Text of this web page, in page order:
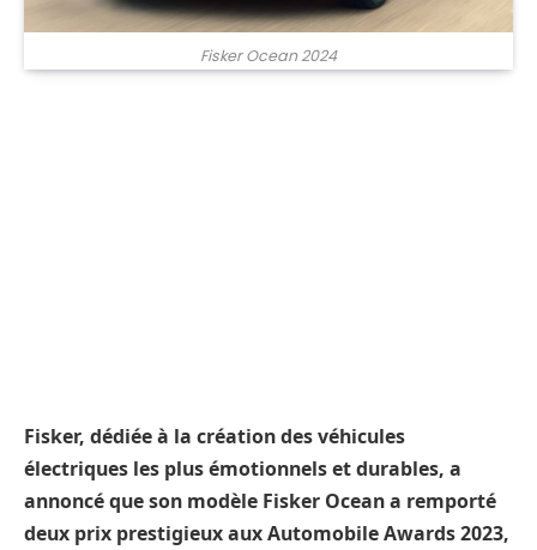
Fisker Ocean 2024
Fisker, dédiée à la création des véhicules
électriques les plus émotionnels et durables, a
annoncé que son modèle Fisker Ocean a remporté
deux prix prestigieux aux Automobile Awards 2023,